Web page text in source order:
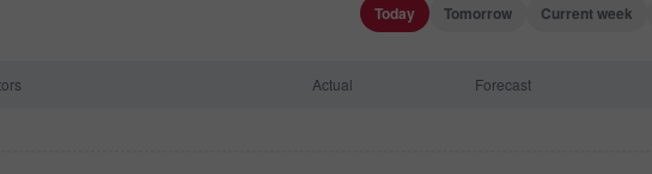
Today Tomorrow Current week
Actual Forecast